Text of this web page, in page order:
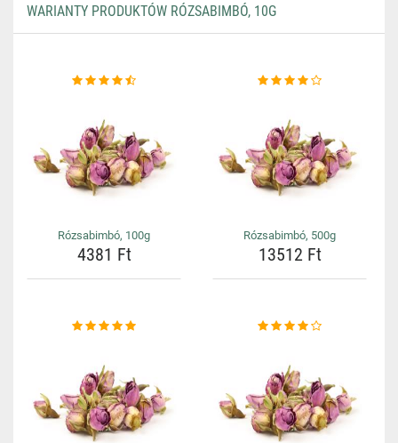
WARIANTY PRODUKTÓW RÓZSABIMBÓ, 10G
Rózsabimbó, 100g
4381 Ft
Rózsabimbó, 500g
13512 Ft